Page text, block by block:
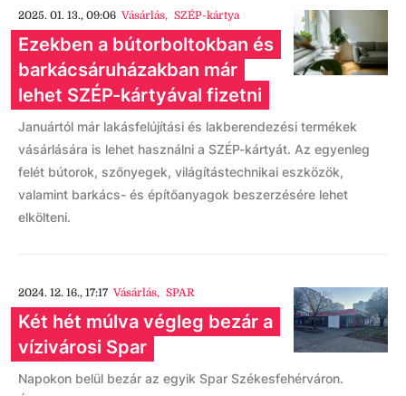
2025. 01. 13., 09:06 Vásárlás, SZÉP-kártya
Ezekben a bútorboltokban és
barkácsáruházakban már
lehet SZÉP-kártyával fizetni
Januártól már lakásfelújítási és lakberendezési termékek
vásárlására is lehet használni a SZÉP-kártyát. Az egyenleg
felét bútorok, szőnyegek, világítástechnikai eszközök,
valamint barkács- és építőanyagok beszerzésére lehet
elkölteni.
2024. 12. 16., 17:17 Vásárlás, SPAR
Két hét múlva végleg bezár a
vízivárosi Spar
Napokon belül bezár az egyik Spar Székesfehérváron.